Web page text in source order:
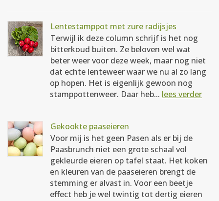
Lentestamppot met zure radijsjes
Terwijl ik deze column schrijf is het nog
bitterkoud buiten. Ze beloven wel wat
beter weer voor deze week, maar nog niet
dat echte lenteweer waar we nu al zo lang
op hopen. Het is eigenlijk gewoon nog
stamppottenweer. Daar heb... lees verder
Gekookte paaseieren
Voor mij is het geen Pasen als er bij de
Paasbrunch niet een grote schaal vol
gekleurde eieren op tafel staat. Het koken
en kleuren van de paaseieren brengt de
stemming er alvast in. Voor een beetje
effect heb je wel twintig tot dertig eieren